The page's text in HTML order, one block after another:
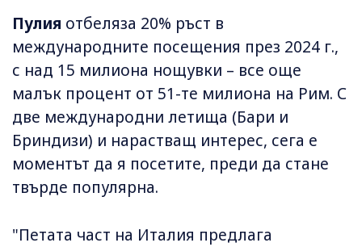
Пулия отбеляза 20% ръст в
международните посещения през 2024 г.,
с над 15 милиона нощувки – все още
малък процент от 51-те милиона на Рим. С
две международни летища (Бари и
Бриндизи) и нарастващ интерес, сега е
моментът да я посетите, преди да стане
твърде популярна.
"Петата част на Италия предлага